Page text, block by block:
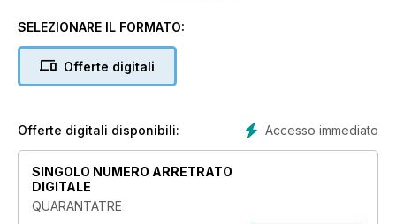
14 ragioni per cui la nuova Range Rover dominerà il mondo. È
Ferrari F12berlinetta
tutta nuova.
SELEZIONARE IL FORMATO:
Offerte digitali
Accesso immediato
Offerte digitali disponibili:
SINGOLO NUMERO ARRETRATO
DIGITALE
QUARANTATRE